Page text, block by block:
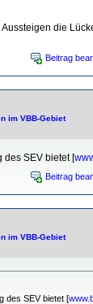
die
Beitrag
im VBB-Gebiet
des SEV bietet [
Beitrag
im VBB-Gebiet
des SEV bietet [